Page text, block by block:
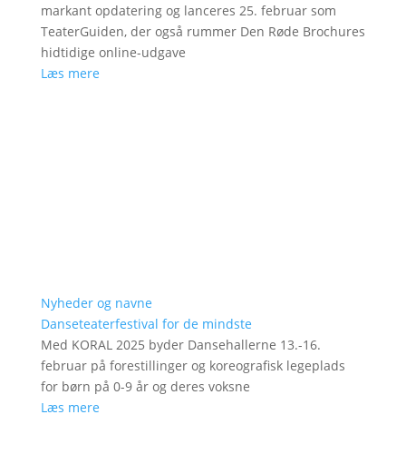
markant opdatering og lanceres 25. februar som
TeaterGuiden, der også rummer Den Røde Brochures
hidtidige online-udgave
Læs mere
Nyheder og navne
Danseteaterfestival for de mindste
Med KORAL 2025 byder Dansehallerne 13.-16.
februar på forestillinger og koreografisk legeplads
for børn på 0-9 år og deres voksne
Læs mere